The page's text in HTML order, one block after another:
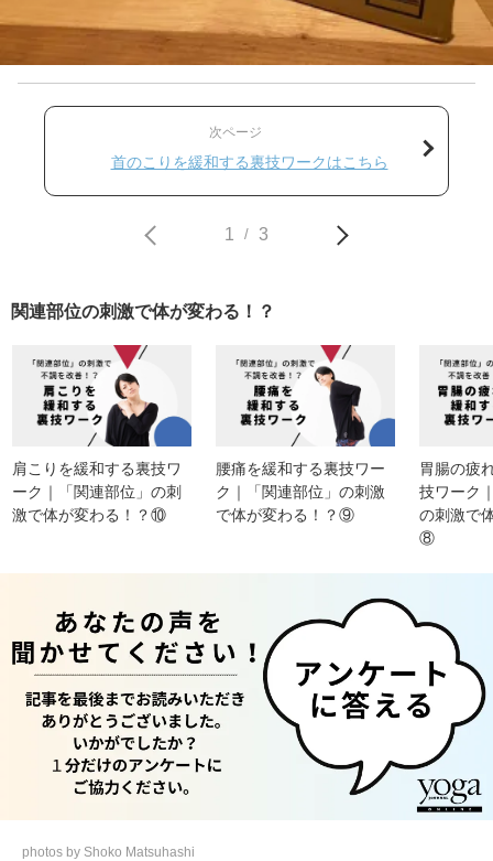
次ページ
首のこりを緩和する裏技ワークはこちら
1 / 3
関連部位の刺激で体が変わる！？
肩こりを緩和する裏技ワ
ーク｜「関連部位」の刺
激で体が変わる！？⑩
腰痛を緩和する裏技ワー
ク｜「関連部位」の刺激
で体が変わる！？⑨
胃腸の疲
技ワーク
の刺激で
⑧
photos by Shoko Matsuhashi